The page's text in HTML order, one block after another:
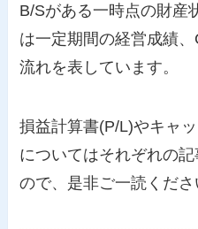
B/Sがある一時点の財産
は一定期間の経営成績
流れを表しています。
損益計算書(P/L)やキャ
についてはそれぞれの
ので、是非ご一読くださ